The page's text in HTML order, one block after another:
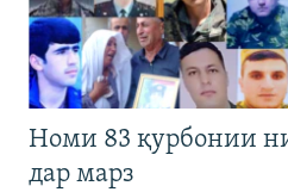
Номи 83 қурбонии
дар марз